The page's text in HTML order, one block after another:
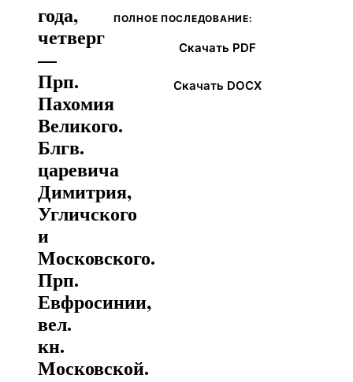
года,
четверг
—
Прп.
Пахомия
Великого.
Блгв.
царевича
Димитрия,
Угличского
и
Московского.
Прп.
Евфросинии,
вел.
кн.
Московской.
ПОЛНОЕ ПОСЛЕДОВАНИЕ:
Скачать PDF
Скачать DOCX